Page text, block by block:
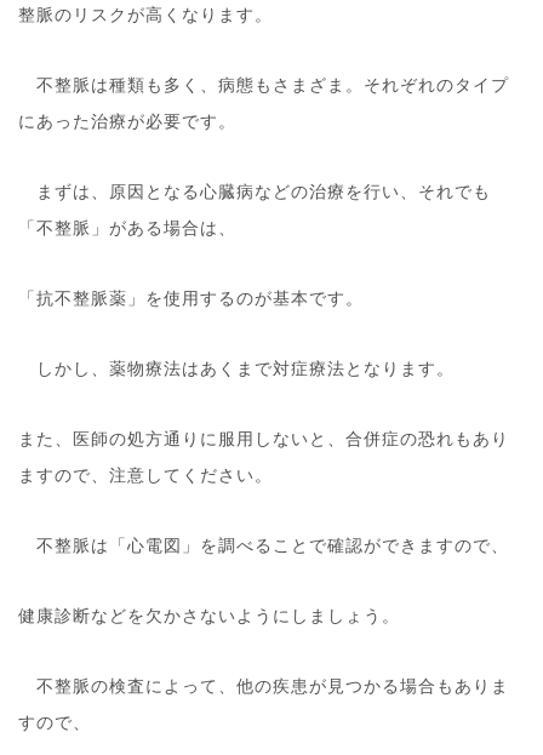
整脈のリスクが高くなります。
不整脈は種類も多く、病態もさまざま。それぞれのタイプ
にあった治療が必要です。
まずは、原因となる心臓病などの治療を行い、それでも
「不整脈」がある場合は、
「抗不整脈薬」を使用するのが基本です。
しかし、薬物療法はあくまで対症療法となります。
また、医師の処方通りに服用しないと、合併症の恐れもあり
ますので、注意してください。
不整脈は「心電図」を調べることで確認ができますので、
健康診断などを欠かさないようにしましょう。
不整脈の検査によって、他の疾患が見つかる場合もありま
すので、